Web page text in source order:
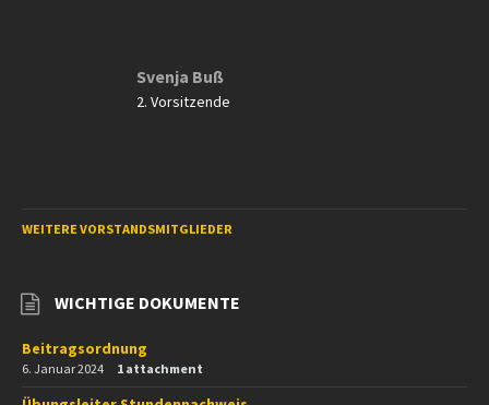
Svenja Buß
2. Vorsitzende
WEITERE VORSTANDSMITGLIEDER
WICHTIGE DOKUMENTE
Beitragsordnung
6. Januar 2024 1 attachment